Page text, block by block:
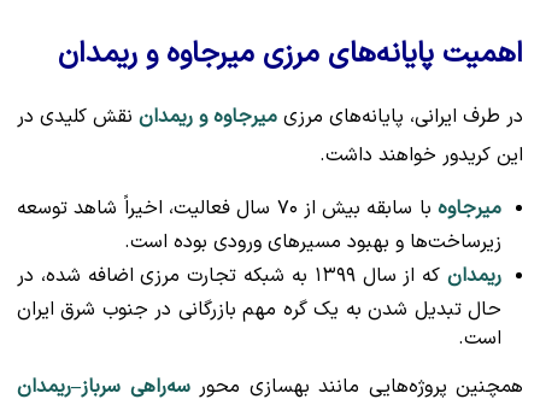
اهمیت پایانه‌های مرزی میرجاوه و ریمدان
در طرف ایرانی، پایانه‌های مرزی میرجاوه و ریمدان نقش کلیدی در
این کریدور خواهند داشت.
میرجاوه
با سابقه بیش از ۷۰ سال فعالیت، اخیراً شاهد توسعه
زیرساخت‌ها و بهبود مسیرهای ورودی بوده است.
ریمدان
که از سال ۱۳۹۹ به شبکه تجارت مرزی اضافه شده، در
حال تبدیل شدن به یک گره مهم بازرگانی در جنوب شرق ایران
است.
همچنین پروژه‌هایی مانند بهسازی محورسه‌راهی سرباز–ریمدان